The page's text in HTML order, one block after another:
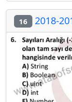
16 2018-